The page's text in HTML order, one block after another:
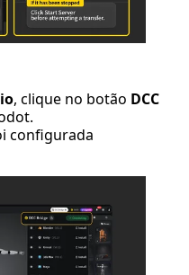
, clique no botão DCC
configurada